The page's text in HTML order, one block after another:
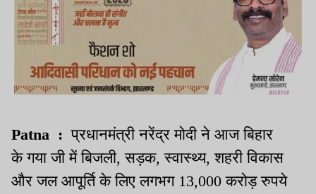
Patna : प्रधानमंत्री नरेंद्र मोदी ने आज बिहार
के गया जी में बिजली, सड़क, स्वास्थ्य, शहरी विकास
और जल आपूर्ति के लिए लगभग 13,000 करोड़ रुपये